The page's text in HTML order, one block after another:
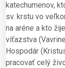
katechumenov,
sv. krstu vo
na aréne a kto
víťazstva
Hospodár
pracovať celý